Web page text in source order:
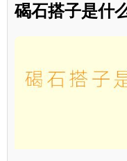
碣石搭子是什